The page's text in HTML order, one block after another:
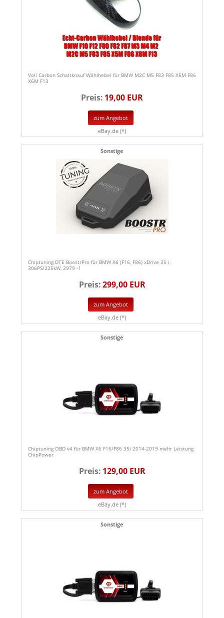
Voll Carbon Schaltknauf Wählhebel für BMW M2C M5 F83 F85 X5M F86
X6M F13
Preis: 19,00 EUR
zum Angebot
eBay.de (*)
Sonstige
Chiptuning DTE BoostrPro für BMW X6 (F16, F86) xDrive 35 i,
306PS/225kW, 2979 -1
Preis:299,00 EUR
zum Angebot
eBay.de (*)
Sonstige
Chiptuning OBD v4 für BMW X6 F16/F86 35i 2014-2019 mehr Leistung
ChipPower
Preis: 129,00 EUR
zum Angebot
eBay.de (*)
Sonstige